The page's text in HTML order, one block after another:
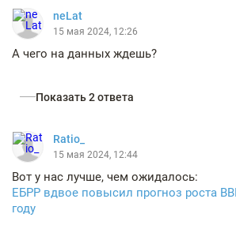
neLat
15 мая 2024, 12:26
А чего на данных ждешь?
Показать 2 ответа
Ratio_
15 мая 2024, 12:44
Вот у нас лучше, чем ожидалось:
ЕБРР вдвое повысил прогноз роста
году